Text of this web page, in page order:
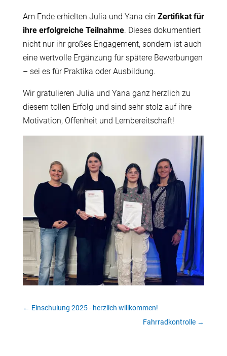
Am Ende erhielten Julia und Yana ein Zertifikat für
ihre erfolgreiche Teilnahme. Dieses dokumentiert
nicht nur ihr großes Engagement, sondern ist auch
eine wertvolle Ergänzung für spätere Bewerbungen
– sei es für Praktika oder Ausbildung.
Wir gratulieren Julia und Yana ganz herzlich zu
diesem tollen Erfolg und sind sehr stolz auf ihre
Motivation, Offenheit und Lernbereitschaft!
← Einschulung 2025 - herzlich willkommen!
Fahrradkontrolle →